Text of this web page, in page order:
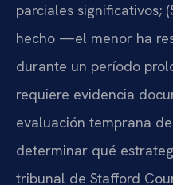
parciales significativos;
hecho —el menor ha
durante un período
requiere evidencia
evaluación temprana
determinar qué
tribunal de Stafford